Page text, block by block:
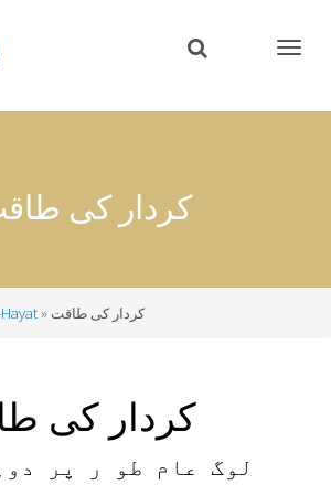
content
کردار کی
کردار کی طاقت
کردار کی
لوگ عام طو ر پر